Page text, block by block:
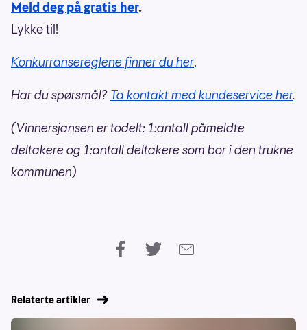
Meld deg på gratis her.
Lykke til!
Konkurransereglene finner du her.
Har du spørsmål? Ta kontakt med kundeservice her.
(Vinnersjansen er todelt: 1:antall påmeldte
deltakere og 1:antall deltakere som bor i den trukne
kommunen)
Relaterte artikler